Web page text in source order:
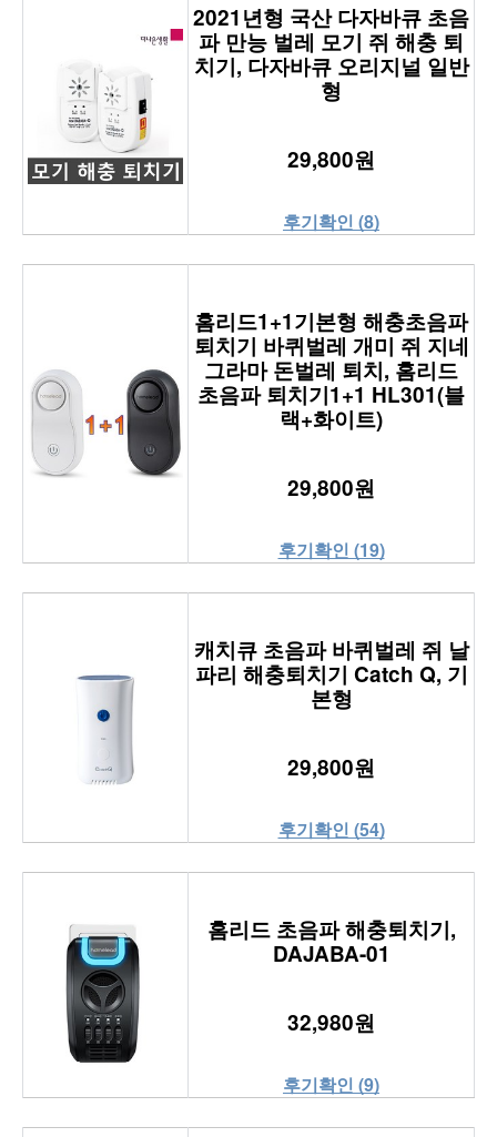
2021년형 국산 다자바큐 초음
파 만능 벌레 모기 쥐 해충 퇴
치기, 다자바큐 오리지널 일반
형
29,800원
후기확인 (8)
홈리드1+1기본형 해충초음파
퇴치기 바퀴벌레 개미 쥐 지네
그라마 돈벌레 퇴치, 홈리드
초음파 퇴치기1+1 HL301(블
랙+화이트)
29,800원
후기확인 (19)
캐치큐 초음파 바퀴벌레 쥐 날
파리 해충퇴치기 Catch Q, 기
본형
29,800원
후기확인 (54)
홈리드 초음파 해충퇴치기,
DAJABA-01
32,980원
후기확인 (9)